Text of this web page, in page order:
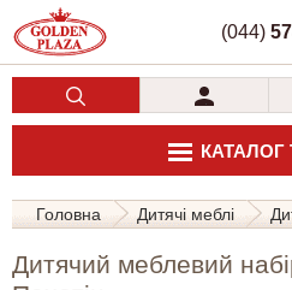
(044)
КАТАЛОГ
Головна Дитячі меблі
Дитячий меблевий